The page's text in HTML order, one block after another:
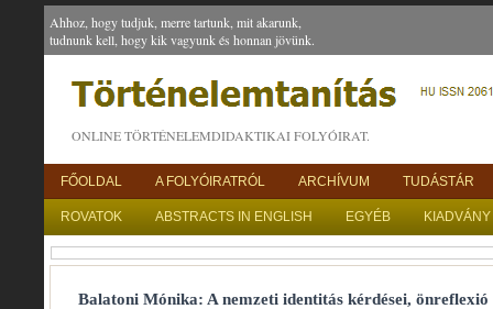
Ahhoz, hogy tudjuk, merre tartunk, mit akarunk,
tudnunk kell, hogy kik vagyunk és honnan jövünk.
ONLINE TÖRTÉNELEMDIDAKTIKAI FOLYÓIRAT.
FŐOLDAL A FOLYÓIRATRÓL ARCHÍVUM TUDÁSTÁR
ROVATOK ABSTRACTS IN ENGLISH EGYÉB
Balatoni Mónika: A nemzeti identitás kérdései,